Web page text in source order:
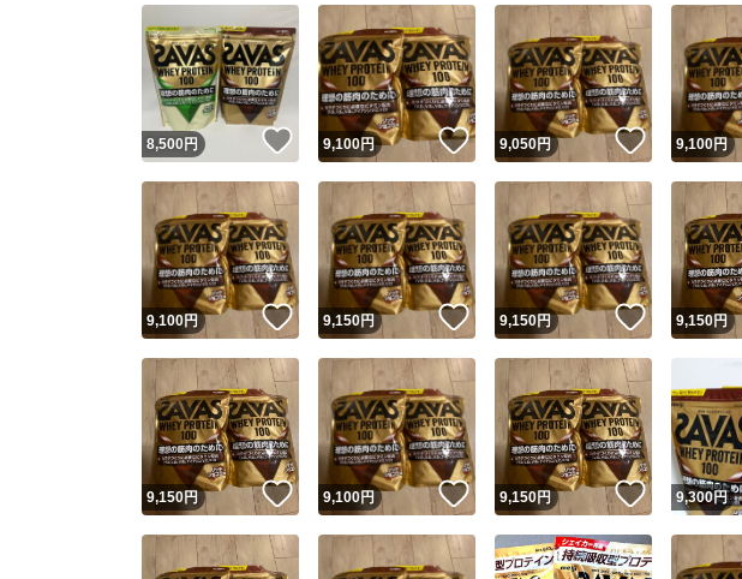
8,500円 いいね！
9,100円 いいね！
9,050円 いいね！
9,100円
9,100円 いいね！
9,150円 いいね！
9,150円 いいね！
9,150円
9,150円 いいね！
9,100円 いいね！
9,150円 いいね！
9,300円